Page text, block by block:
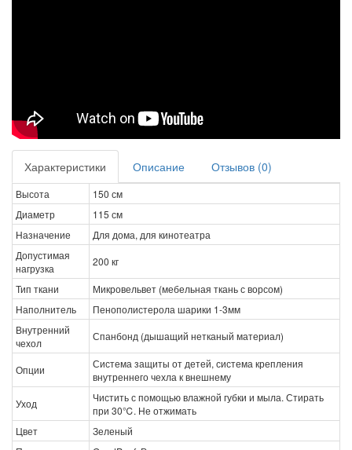
Характеристики Описание Отзывов (0)
Высота
150 см
Диаметр
115 см
Назначение
Для дома, для кинотеатра
Допустимая
нагрузка
200 кг
Тип ткани
Микровельвет (мебельная ткань с ворсом)
Наполнитель
Пенополистерола шарики 1-3мм
Внутренний
чехол
Спанбонд (дышащий нетканый материал)
Опции
Система защиты от детей, система крепления
внутреннего чехла к внешнему
Уход
Чистить с помощью влажной губки и мыла. Стирать
при 30℃. Не отжимать
Цвет
Зеленый